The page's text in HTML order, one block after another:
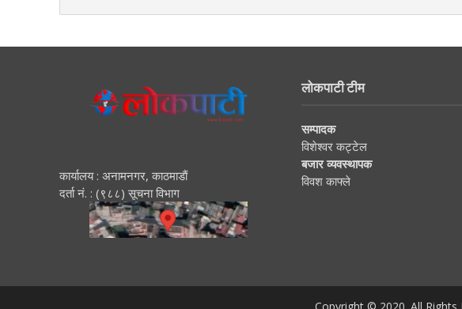
कार्यालय : अनामनगर, काठमाडाैं
दर्ता नं. : (९८८) सूचना विभाग
लोकपाटी टीम
सम्पादक
विशेश्वर कट्टेल
बजार व्यवस्थापक
विवश काफ्ले